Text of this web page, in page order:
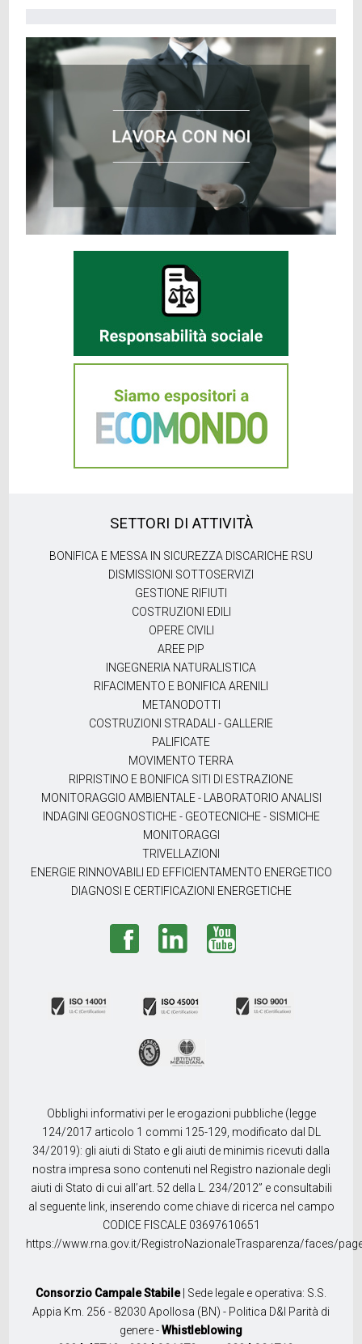
SETTORI DI ATTIVITÀ
BONIFICA E MESSA IN SICUREZZA DISCARICHE RSU
DISMISSIONI SOTTOSERVIZI
GESTIONE RIFIUTI
COSTRUZIONI EDILI
OPERE CIVILI
AREE PIP
INGEGNERIA NATURALISTICA
RIFACIMENTO E BONIFICA ARENILI
METANODOTTI
COSTRUZIONI STRADALI - GALLERIE
PALIFICATE
MOVIMENTO TERRA
RIPRISTINO E BONIFICA SITI DI ESTRAZIONE
MONITORAGGIO AMBIENTALE - LABORATORIO ANALISI
INDAGINI GEOGNOSTICHE - GEOTECNICHE - SISMICHE
MONITORAGGI
TRIVELLAZIONI
ENERGIE RINNOVABILI ED EFFICIENTAMENTO ENERGETICO
DIAGNOSI E CERTIFICAZIONI ENERGETICHE
Obblighi informativi per le erogazioni pubbliche (legge
124/2017 articolo 1 commi 125-129, modificato dal DL
34/2019): gli aiuti di Stato e gli aiuti de minimis ricevuti dalla
nostra impresa sono contenuti nel Registro nazionale degli
aiuti di Stato di cui all’art. 52 della L. 234/2012” e consultabili
al seguente link, inserendo come chiave di ricerca nel campo
CODICE FISCALE 03697610651
https://www.rna.gov.it/RegistroNazionaleTrasparenza/faces/
Consorzio Campale Stabile| Sede legale e operativa: S.S.
Appia Km. 256 - 82030 Apollosa (BN) - Politica D&I Parità di
genere-Whistleblowing